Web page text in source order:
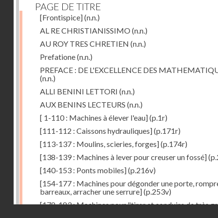
PAGE DE TITRE
[Frontispice](n.n.)
AL RE CHRISTIANISSIMO (n.n.)
AU ROY TRES CHRETIEN (n.n.)
Prefatione(n.n.)
PREFACE : DE L'EXCELLENCE DES
(n.n.)
ALLI BENINI LETTORI (n.n.)
AUX BENINS LECTEURS (n.n.)
[ 1-110 : Machines à élever l'eau](p.1r)
[111-112 : Caissons hydrauliques](p.171r)
[113-137 : Moulins, scieries, forges](p.174r)
[138-139 : Machines à lever pour creuser un fossé]
[140-153 : Ponts mobiles](p.216v)
[154-177 : Machines pour dégonder une porte,
barreaux, arracher une serrure](p.253v)
[178-183 : Machines pour "tirer et conduire de très